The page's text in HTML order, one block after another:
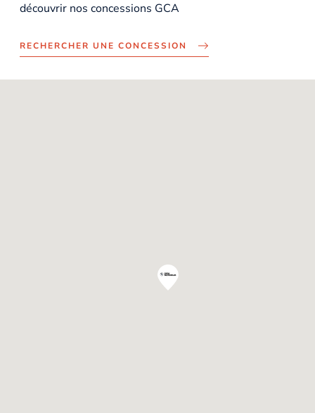
découvrir nos concessions GCA
RECHERCHER UNE CONCESSION